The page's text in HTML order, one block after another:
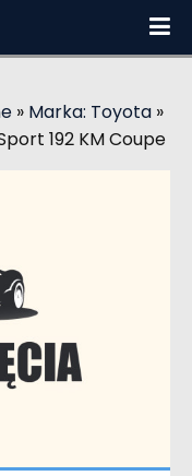
» Marka: Toyota »
192 KM Coupe